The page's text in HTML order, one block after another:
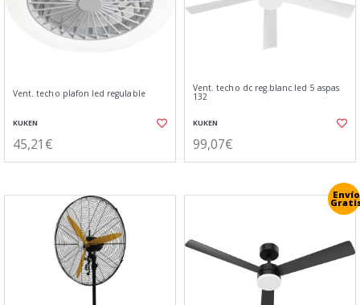
Vent. techo plafon led regulable
KUKEN
45,21€
Vent. techo dc reg.blanc led 5 aspas
132
KUKEN
99,07€
Envío